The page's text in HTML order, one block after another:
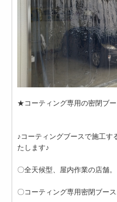
★コーティング専用の密閉ブ
♪コーティングブースで施工す
たします♪
〇全天候型、屋内作業の店舗。
〇コーティング専用密閉ブース